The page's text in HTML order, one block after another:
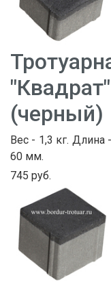
(черный)
Вес - 1,3 кг.
60 мм.
745 руб.